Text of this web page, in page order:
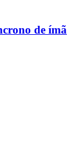
de ímã